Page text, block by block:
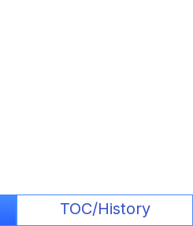
TOC/History